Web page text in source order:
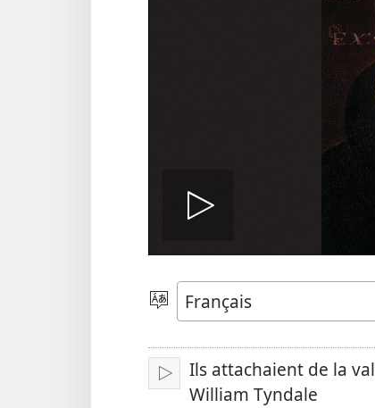
la
vidéo
Choisir
une
langue
Lire
Ils attachaient de la
William Tyndale